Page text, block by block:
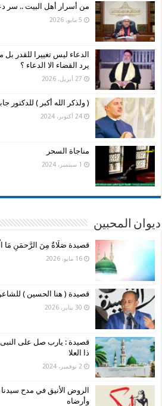
من أسرار أهل البيت .. سر
5 مايو، 2026
الدعاء ليس تغييرا للقدر
يرد القضاء الا الدعاء ؟
27 أبريل، 2026
( ولذكر الله أكبر ) للدكتور
24 أكتوبر، 2024
مناجاة السحر
1 سبتمبر، 2024
ديوان المحبين
قصيدة صَلَاةٌ مِنَ الرَّحمَنِ
16 مايو، 2026
قصيدة ( هنا الحسين )
30 يناير، 2026
قصيدة : يارب صل على النبى
ذا العلا
2 نوفمبر، 2024
الروض الأنيق في مدح
وأرضاه